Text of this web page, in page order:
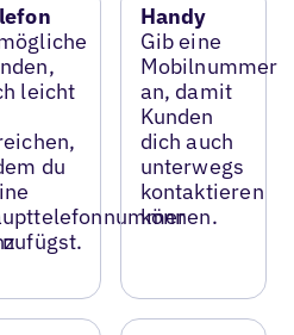
leicht
du
Handy
Gib eine
Mobilnummer
an, damit
Kunden
dich auch
unterwegs
kontaktieren
können.